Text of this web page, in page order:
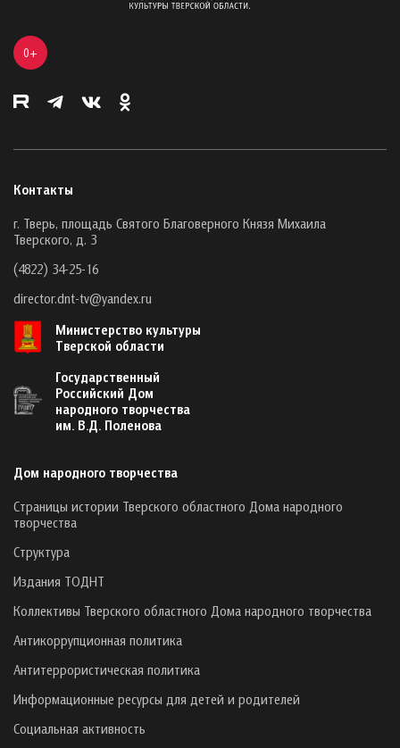
0+
Контакты
г. Тверь, площадь Святого Благоверного Князя Михаила
Тверского, д. 3
(4822) 34-25-16
director.dnt-tv@yandex.ru
Министерство культуры
Тверской области
Государственный
Российский Дом
народного творчества
им. В.Д. Поленова
Дом народного творчества
Страницы истории Тверского областного Дома народного
творчества
Структура
Издания ТОДНТ
Коллективы Тверского областного Дома народного творчества
Антикоррупционная политика
Антитеррористическая политика
Информационные ресурсы для детей и родителей
Социальная активность